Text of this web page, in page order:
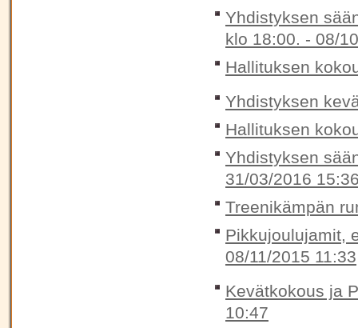
Yhdistyksen
klo 18:00. - 08/
Hallituksen
Yhdistyksen
Hallituksen
Yhdistyksen
31/03/2016
Treenikämpän
Pikkujoulujamit,
08/11/2015 11:33
Kevätkokous ja
10:47